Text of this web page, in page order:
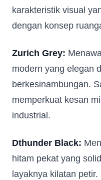
karakteristik visual
dengan konsep
Zurich Grey:
modern yang elegan
berkesinambungan.
memperkuat kesan
industrial.
Dthunder Black:
hitam pekat yang
layaknya kilatan